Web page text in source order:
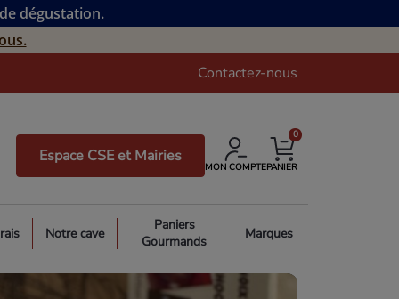
dégustation.
Contactez-nous
Espace CSE et Mairies
MON COMPTEPANIER
0
Notre cave
Paniers
Gourmands
Marques